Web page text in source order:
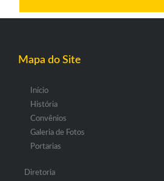
Mapa do Site
Início
História
Convênios
Galeria de Fotos
Portarias
Diretoria